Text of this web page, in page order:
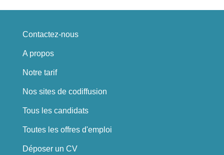
Contactez-nous
A propos
Notre tarif
Nos sites de codiffusion
Tous les candidats
Toutes les offres d'emploi
Déposer un CV